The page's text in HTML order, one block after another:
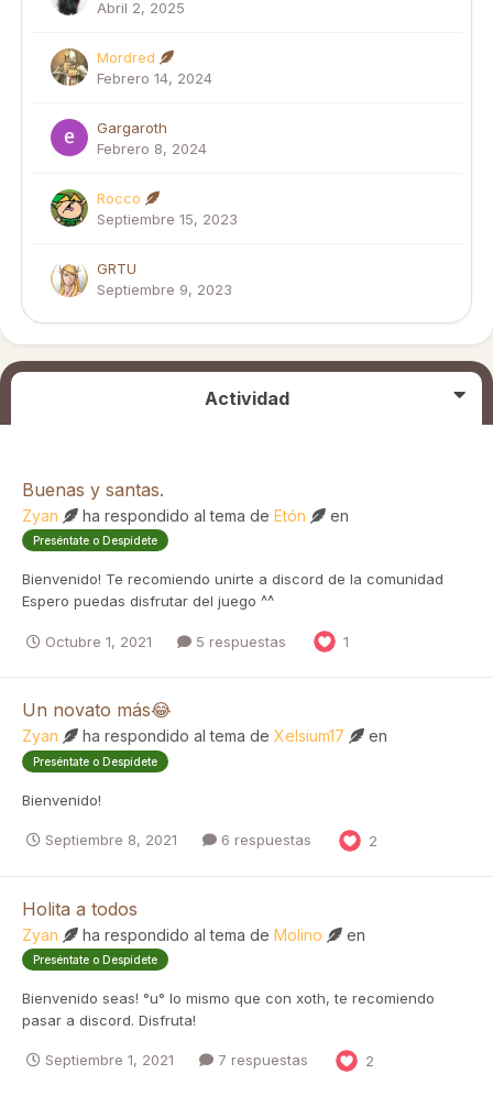
Abril 2, 2025
Mordred
Febrero 14, 2024
Gargaroth
Febrero 8, 2024
Rocco
Septiembre 15, 2023
GRTU
Septiembre 9, 2023
Actividad
Buenas y santas.
Zyan ha respondido al tema de Etón en
Preséntate o Despídete
Bienvenido! Te recomiendo unirte a discord de la comunidad
Espero puedas disfrutar del juego ^^
Octubre 1, 2021 5 respuestas 1
Un novato más😂
Zyan ha respondido al tema de Xelsium17 en
Preséntate o Despídete
Bienvenido!
Septiembre 8, 2021 6 respuestas 2
Holita a todos
Zyan ha respondido al tema de Molino en
Preséntate o Despídete
Bienvenido seas! °u° lo mismo que con xoth, te recomiendo
pasar a discord. Disfruta!
Septiembre 1, 2021 7 respuestas 2